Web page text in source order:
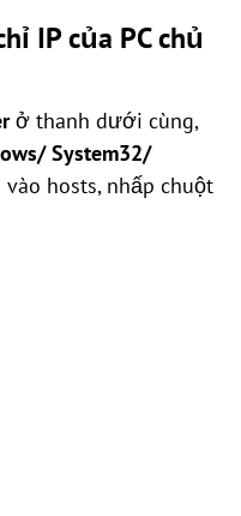
IP của PC chủ
ở thanh dưới cùng,
System32/
hosts, nhấp chuột